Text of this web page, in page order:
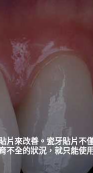
片來改善。瓷牙貼片不
不全的狀況，就只能使